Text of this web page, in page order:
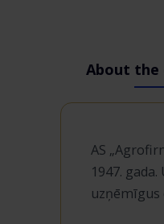
About the
AS
1947.